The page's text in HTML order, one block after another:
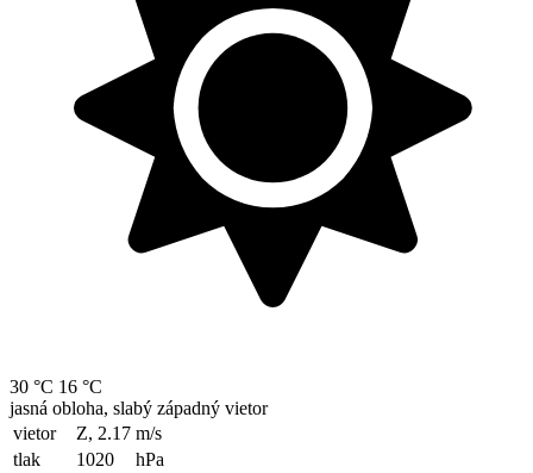
30 °C 16 °C
jasná obloha, slabý západný vietor
vietor
Z, 2.17 m/s
tlak
1020
hPa